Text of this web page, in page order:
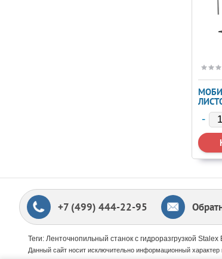
+7 (499) 444-22-95
Теги: Ленточнопильный станок с гидроразгрузкой
Данный сайт носит исключительно информационный